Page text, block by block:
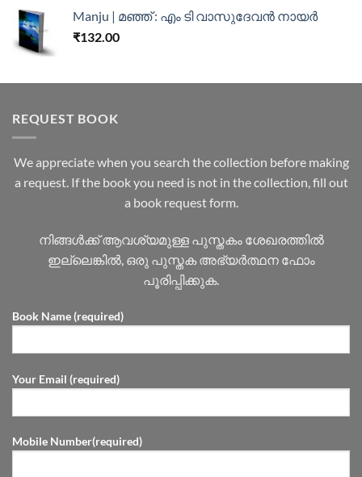
Manju | മഞ്ഞ് : എം ടി വാസുദേവന്‍ നായര്‍
₹132.00
REQUEST BOOK
We appreciate when you search the collection before making
a request. If the book you need is not in the collection, fill out
a book request form.
നിങ്ങൾക്ക് ആവശ്യമുള്ള പുസ്തകം ശേഖരത്തിൽ
ഇല്ലെങ്കിൽ, ഒരു പുസ്തക അഭ്യർത്ഥന ഫോം
പൂരിപ്പിക്കുക.
Book Name (required)
Your Email (required)
Mobile Number(required)